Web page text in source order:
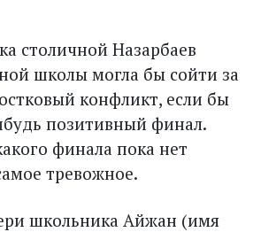
столичной Назарбаев
школы могла бы сойти за
конфликт, если бы
позитивный финал.
финала пока нет
тревожное.
школьника Айжан (имя